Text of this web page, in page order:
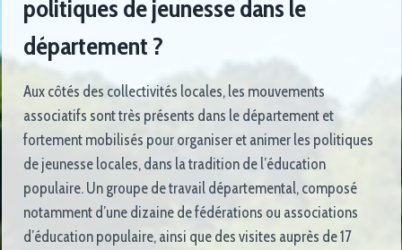
politiques de jeunesse dans le
département ?
Aux côtés des collectivités locales, les mouvements
associatifs sont très présents dans le département et
fortement mobilisés pour organiser et animer les politiques
de jeunesse locales, dans la tradition de l’éducation
populaire. Un groupe de travail départemental, composé
notamment d’une dizaine de fédérations ou associations
d’éducation populaire, ainsi que des visites auprès de 17